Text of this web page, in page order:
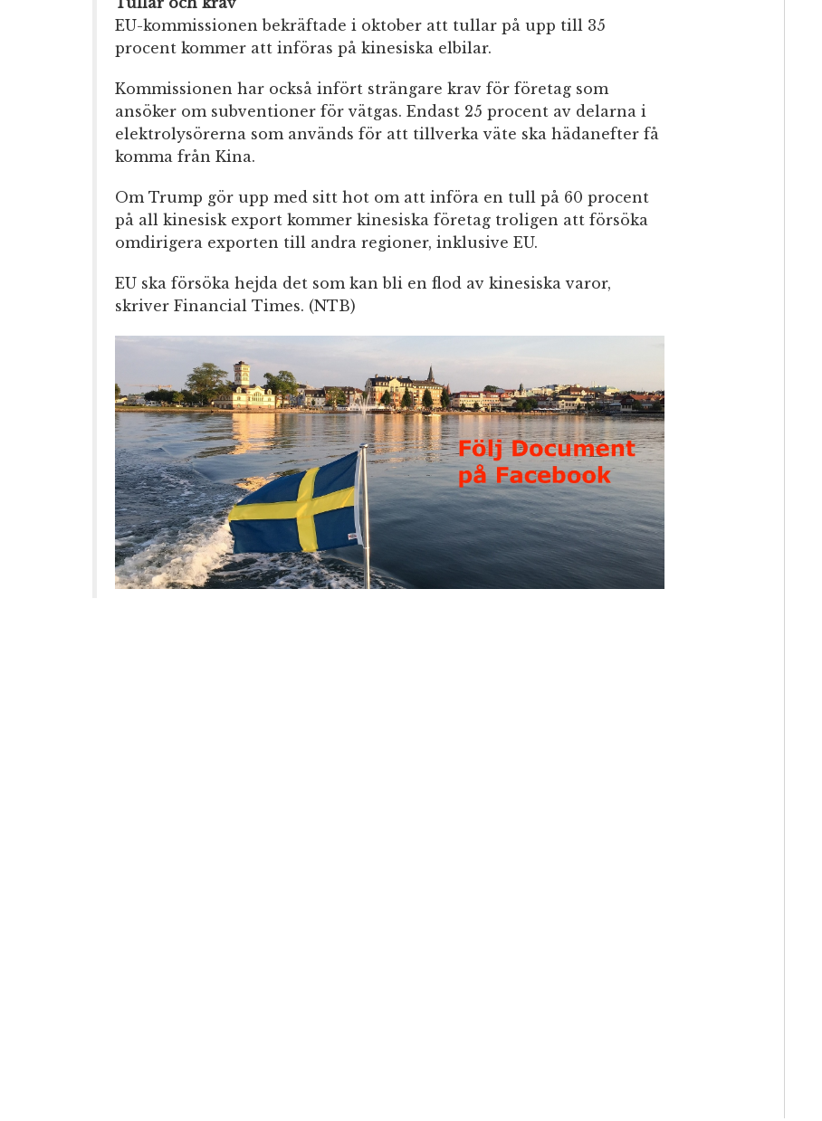
EU-kommissionen bekräftade i oktober att tullar på upp till 35
procent kommer att införas på kinesiska elbilar.
Kommissionen har också infört strängare krav för företag som
ansöker om subventioner för vätgas. Endast 25 procent av delarna i
elektrolysörerna som används för att tillverka väte ska hädanefter få
komma från Kina.
Om Trump gör upp med sitt hot om att införa en tull på 60 procent
på all kinesisk export kommer kinesiska företag troligen att försöka
omdirigera exporten till andra regioner, inklusive EU.
EU ska försöka hejda det som kan bli en flod av kinesiska varor,
skriver Financial Times. (NTB)